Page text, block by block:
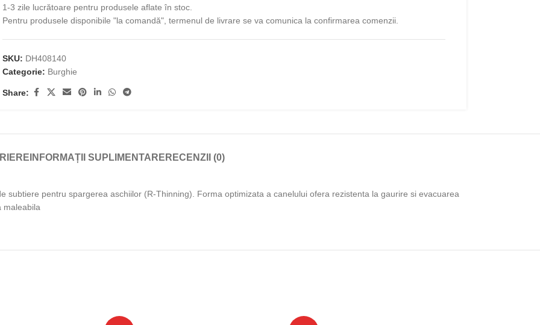
1-3 zile lucrătoare pentru produsele aflate în stoc.
Pentru produsele disponibile "la comandă", termenul de livrare se va comunica la confirmarea comenzii.
SKU: DH408140
Categorie: Burghie
Share:
INFORMAȚII SUPLIMENTARE RECENZII (0)
subtiere pentru spargerea aschiilor (R-Thinning). Forma optimizata a canelului ofera rezistenta la gaurire si evacuarea
maleabila